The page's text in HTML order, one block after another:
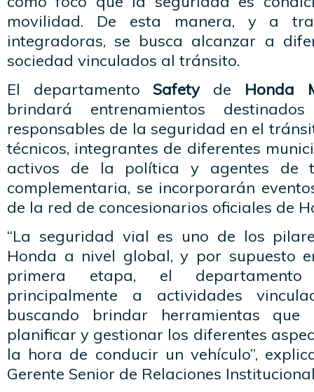
movilidad. De esta manera, y a
integradoras, se busca alcanzar a
sociedad vinculados al tránsito.
El departamentoSafety de Honda
brindará entrenamientos
responsables de la seguridad en el
técnicos, integrantes de diferentes
activos de la política y agentes de
complementaria, se incorporarán
de la red de concesionarios oficiales de
“La seguridad vial es uno de los
Honda a nivel global, y por supuesto
primera etapa, el
principalmente a actividades
buscando brindar herramientas que
planificar y gestionar los diferentes
la hora de conducir un vehículo”,
Gerente Senior de Relaciones